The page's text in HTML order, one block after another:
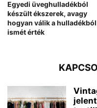
Egyedi üveghulladékból
készült ékszerek, avagy
hogyan válik a hulladékból
ismét érték
jelent